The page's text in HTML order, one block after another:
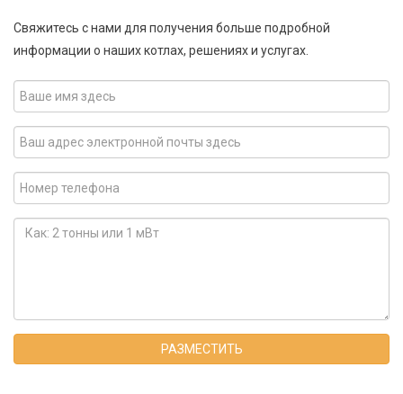
Свяжитесь с нами для получения больше подробной
информации о наших котлах, решениях и услугах.
РАЗМЕСТИТЬ